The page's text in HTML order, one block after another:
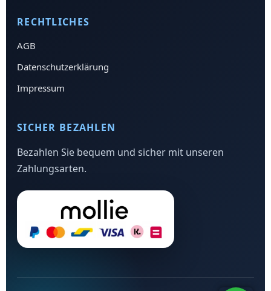
RECHTLICHES
AGB
Datenschutzerklärung
Impressum
SICHER BEZAHLEN
Bezahlen Sie bequem und sicher mit unseren
Zahlungsarten.